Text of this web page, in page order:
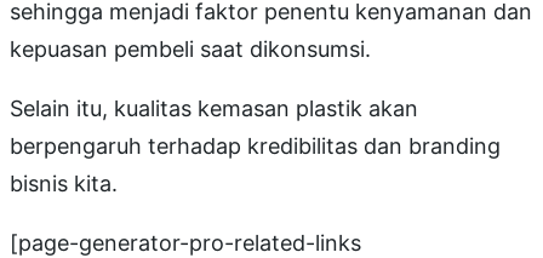
sehingga menjadi faktor penentu kenyamanan dan
kepuasan pembeli saat dikonsumsi.
Selain itu, kualitas kemasan plastik akan
berpengaruh terhadap kredibilitas dan branding
bisnis kita.
[page-generator-pro-related-links